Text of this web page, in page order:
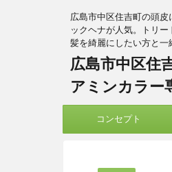
広島市中区住吉町の頭
ックヘナが人気。トリ
髪を綺麗にしたい方と一
広島市中区住
アミンカラー
コンセプト